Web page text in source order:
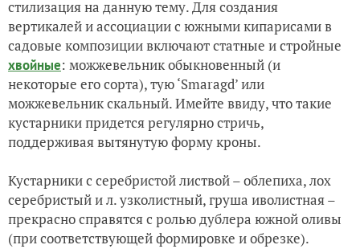
стилизация на данную тему. Для создания
вертикалей и ассоциации с южными кипарисами в
садовые композиции включают статные и стройные
хвойные: можжевельник обыкновенный (и
некоторые его сорта), тую ‘Smaragd’ или
можжевельник скальный. Имейте ввиду, что такие
кустарники придется регулярно стричь,
поддерживая вытянутую форму кроны.
Кустарники с серебристой листвой – облепиха, лох
серебристый и л. узколистный, груша иволистная –
прекрасно справятся с ролью дублера южной оливы
(при соответствующей формировке и обрезке).